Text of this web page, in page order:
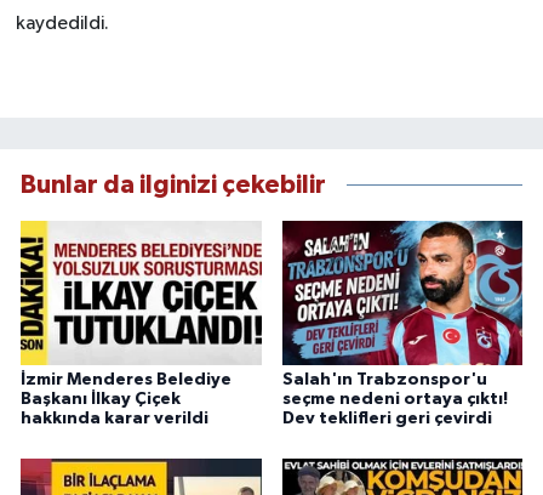
kaydedildi.
Bunlar da ilginizi çekebilir
İzmir Menderes Belediye
Başkanı İlkay Çiçek
hakkında karar verildi
Salah'ın Trabzonspor'u
seçme nedeni ortaya çıktı!
Dev teklifleri geri çevirdi